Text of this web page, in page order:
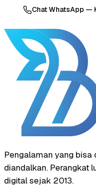
Chat WhatsApp —
Pengalaman yang
diandalkan. Perangkat
digital sejak 2013.